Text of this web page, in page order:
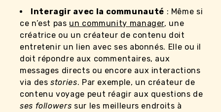
Interagir avec la communauté : Même si
ce n’est pas un community manager, une
créatrice ou un créateur de contenu doit
entretenir un lien avec ses abonnés. Elle ou il
doit répondre aux commentaires, aux
messages directs ou encore aux interactions
via desstories. Par exemple, un créateur de
contenu voyage peut réagir aux questions de
ses followers sur les meilleurs endroits à